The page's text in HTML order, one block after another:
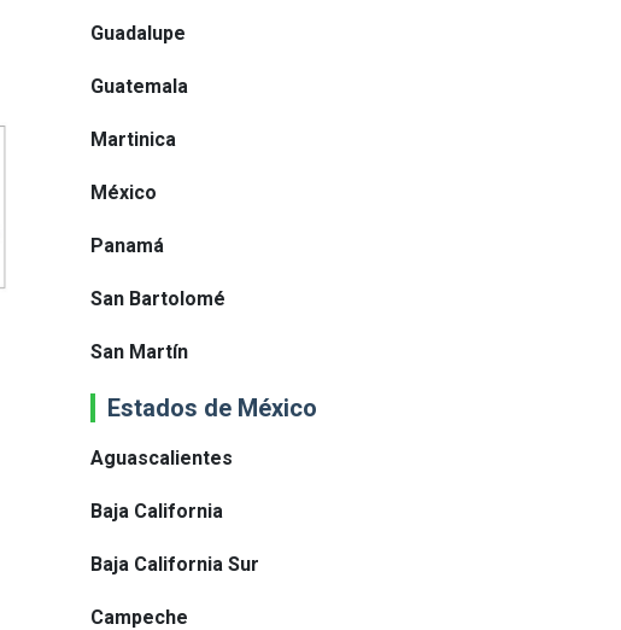
Guadalupe
Guatemala
Martinica
México
Panamá
San Bartolomé
San Martín
Estados de México
Aguascalientes
Baja California
Baja California Sur
Campeche